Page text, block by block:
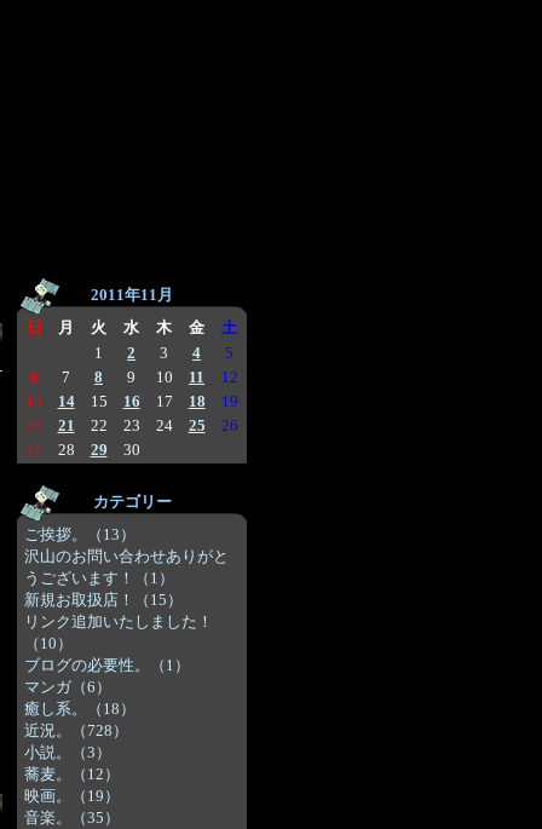
2011年11月
日
月 火 水 木 金
土
1
2 3 4
5
6
7 8 9 10 11
12
13
14 15 16 17 18
19
20
21 22 23 24 25
26
27
28 29 30
カテゴリー
ご挨拶。（13）
沢山のお問い合わせありがと
うございます！（1）
新規お取扱店！（15）
リンク追加いたしました！
（10）
ブログの必要性。（1）
マンガ（6）
癒し系。（18）
近況。（728）
小説。（3）
蕎麦。（12）
映画。（19）
音楽。（35）